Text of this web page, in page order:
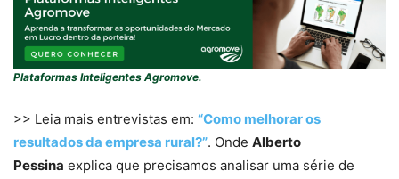
Plataformas Inteligentes Agromove.
>> Leia mais entrevistas em: “Como melhorar os
resultados da empresa rural?”. Onde Alberto
Pessina explica que precisamos analisar uma série de